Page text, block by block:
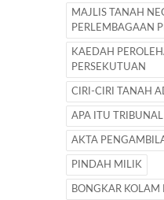
MAJLIS TANAH
PERLEMBAGAAN
KAEDAH
PERSEKUTUAN
CIRI-CIRI TANAH
APA ITU TRIBUNAL
AKTA
PINDAH MILIK
BONGKAR